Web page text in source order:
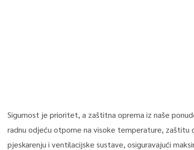
Sigurnost je prioritet, a zaštitna oprema iz naše
radnu odjeću otporne na visoke temperature, zaštitu
pjeskarenju i ventilacijske sustave, osiguravajući